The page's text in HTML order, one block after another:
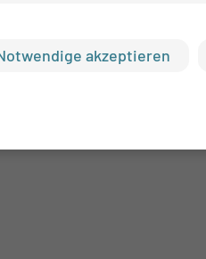
akzeptieren